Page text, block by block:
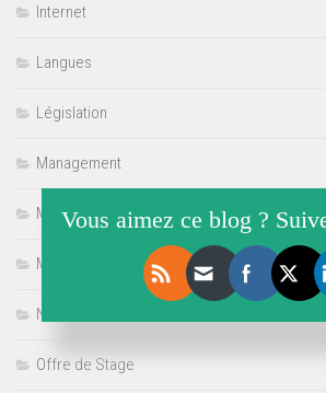
Internet
Langues
Législation
Management
Medley de l'Actualité
Multimédia
Non classé
Offre de Stage
Vous aimez ce blog ?